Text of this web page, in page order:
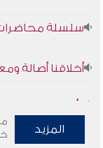
سلسلة محاضرات
المزيد